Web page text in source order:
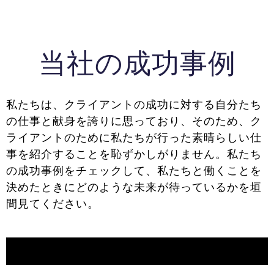
当社の成功事例
私たちは、クライアントの成功に対する自分たち
の仕事と献身を誇りに思っており、そのため、ク
ライアントのために私たちが行った素晴らしい仕
事を紹介することを恥ずかしがりません。私たち
の成功事例をチェックして、私たちと働くことを
決めたときにどのような未来が待っているかを垣
間見てください。